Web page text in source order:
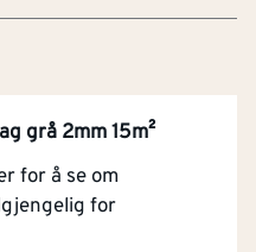
grå 2mm 15m²
for å se om
for